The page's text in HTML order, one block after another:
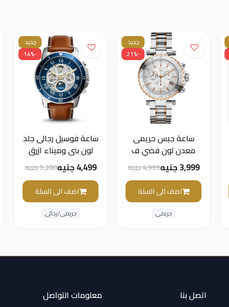
جديد
-21%
ساعة جيس حريمى
معدن لون فضي ف
ذهبي وميناء فضي
3,999 جنيه 4,999 جنيه
اضف الى السلة
حريمى
جديد
-14%
ساعة فوسيل رجالى جلد
لون بني وميناء ازرق
4,499 جنيه 5,200 جنيه
اضف الى السلة
حريمى/رجالى
اتصل بنا معلومات التواصل